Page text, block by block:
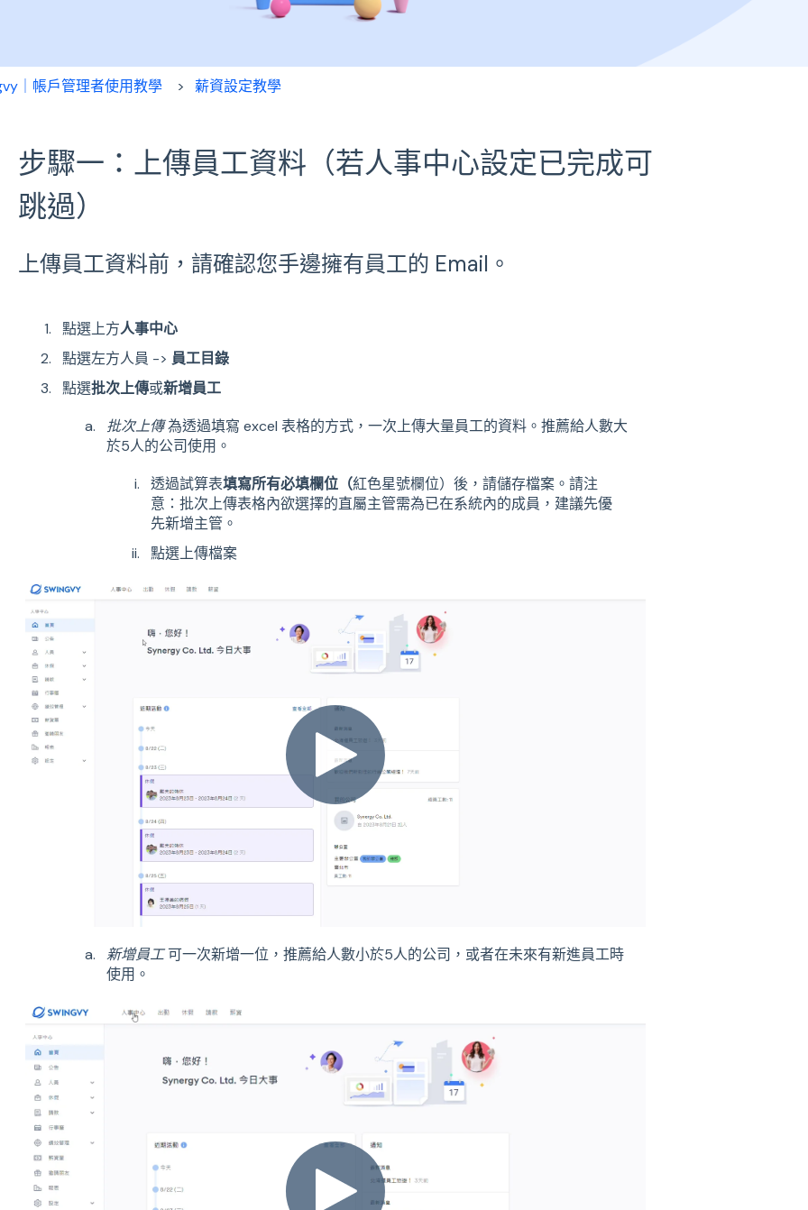
｜帳戶管理者使用教學 薪資設定教學
步驟一：上傳員工資料（若人事中心設定已完成可
跳過）
上傳員工資料前，請確認您手邊擁有員工的 Email。
點選上方人事中心
點選左方人員 -> 員工目錄
點選批次上傳或新增員工
批次上傳為透過填寫 excel 表格的方式，一次上傳大量員工的資料。推薦給人數大
於5人的公司使用。
透過試算表填寫所有必填欄位（紅色星號欄位）後，請儲存檔案。請注
意：批次上傳表格內欲選擇的直屬主管需為已在系統內的成員，建議先優
先新增主管。
點選上傳檔案
新增員工可一次新增一位，推薦給人數小於5人的公司，或者在未來有新進員工時
使用。